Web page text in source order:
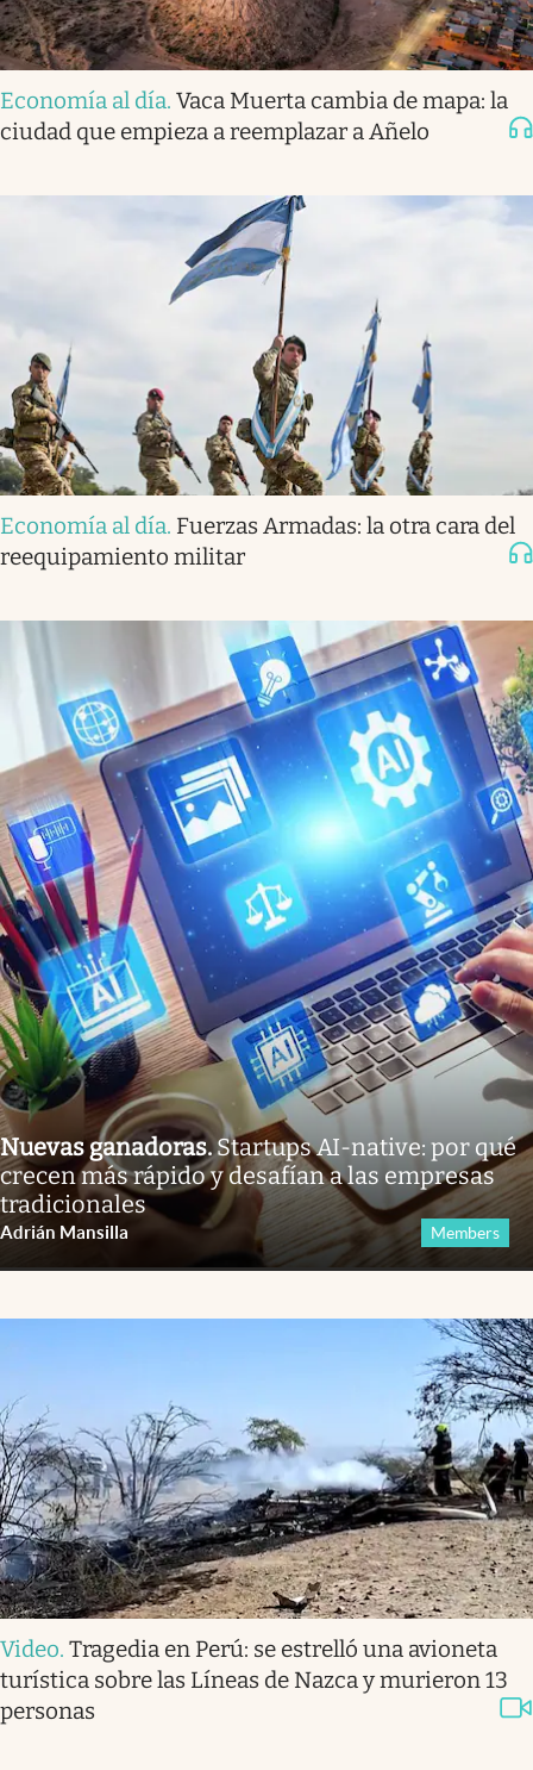
Economía al día. Vaca Muerta cambia de mapa: la
ciudad que empieza a reemplazar a Añelo
Economía al día. Fuerzas Armadas: la otra cara del
reequipamiento militar
Nuevas ganadoras.Startups AI-native: por qué
crecen más rápido y desafían a las empresas
tradicionales
Adrián Mansilla Members
Video. Tragedia en Perú: se estrelló una avioneta
turística sobre las Líneas de Nazca y murieron 13
personas